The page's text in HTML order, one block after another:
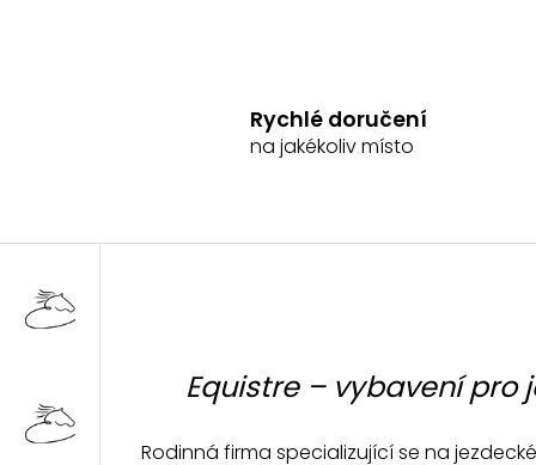
Rychlé doručení
na jakékoliv místo
Equistre – vybavení pro
Rodinná firma specializující se na